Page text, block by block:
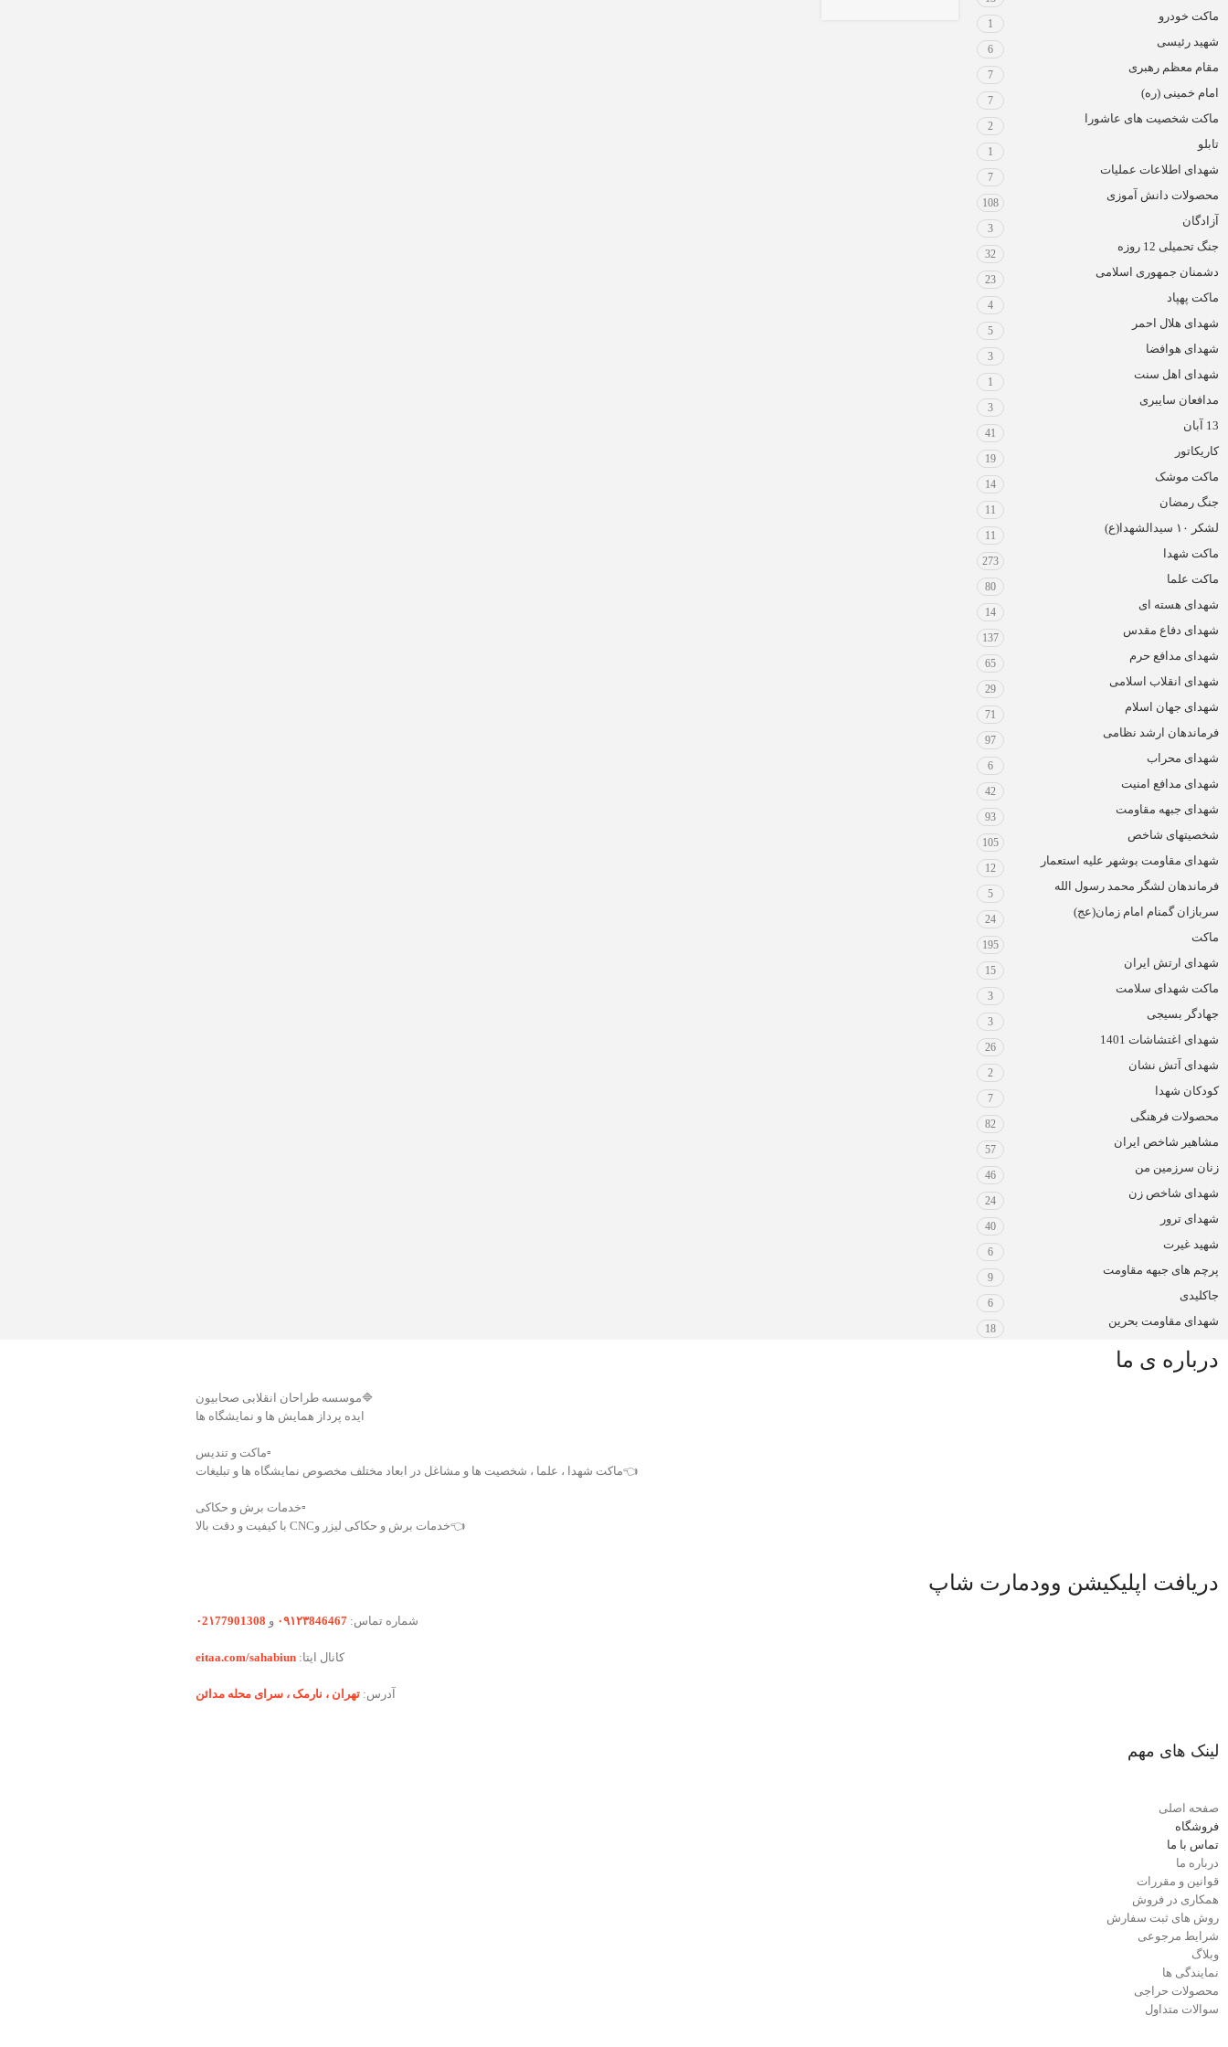
ماکت خودرو
1
شهید رئیسی
6
مقام معظم رهبری
7
امام خمینی (ره)
7
ماکت شخصیت های عاشورا
2
تابلو
1
شهدای اطلاعات عملیات
7
محصولات دانش آموزی
108
آزادگان
3
جنگ تحمیلی 12 روزه
32
دشمنان جمهوری اسلامی
23
ماکت پهپاد
4
شهدای هلال احمر
5
شهدای هوافضا
3
شهدای اهل سنت
1
مدافعان سایبری
3
13 آبان
41
کاریکاتور
19
ماکت موشک
14
جنگ رمضان
11
لشکر ۱۰ سیدالشهدا(ع)
11
ماکت شهدا
273
ماکت علما
80
شهدای هسته ای
14
شهدای دفاع مقدس
137
شهدای مدافع حرم
65
شهدای انقلاب اسلامی
29
شهدای جهان اسلام
71
فرماندهان ارشد نظامی
97
شهدای محراب
6
شهدای مدافع امنیت
42
شهدای جبهه مقاومت
93
شخصیتهای شاخص
105
شهدای مقاومت بوشهر علیه استعمار
12
فرماندهان لشگر محمد رسول الله
5
سربازان گمنام امام زمان(عج)
24
ماکت
195
شهدای ارتش ایران
15
ماکت شهدای سلامت
3
جهادگر بسیجی
3
شهدای اغتشاشات 1401
26
شهدای آتش نشان
2
کودکان شهدا
7
محصولات فرهنگی
82
مشاهیر شاخص ایران
57
زنان سرزمین من
46
شهدای شاخص زن
24
شهدای ترور
40
شهید غیرت
6
پرچم های جبهه مقاومت
9
جاکلیدی
6
شهدای مقاومت بحرین
18
درباره ی ما
🔷موسسه طراحان انقلابی صحابیون
ایده پرداز همایش ها و نمایشگاه ها
▫️ماکت و تندیس
👈ماکت شهدا ، علما ، شخصیت ها و مشاغل در ابعاد مختلف مخصوص نمایشگاه ها و تبلیغات
▫️خدمات برش و حکاکی
👈خدمات برش و حکاکی لیزر وCNC با کیفیت و دقت بالا
دریافت اپلیکیشن وودمارت شاپ
شماره تماس: ۰۹۱۲۳846467 و ۰2۱77901308
کانال ایتا: eitaa.com/sahabiun
آدرس: تهران ،‌ نارمک ، سرای محله مدائن
لینک های مهم
صفحه اصلی
فروشگاه
تماس با ما
درباره ما
قوانین و مقررات
همکاری در فروش
روش های ثبت سفارش
شرایط مرجوعی
وبلاگ
نمایندگی ها
محصولات حراجی
سوالات متداول